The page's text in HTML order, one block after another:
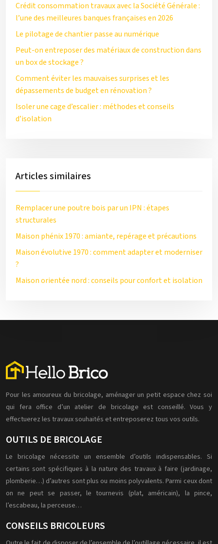
Crédit consommation travaux avec la Société Générale :
l’une des meilleures banques françaises en 2026
Le pilotage de chantier passe au numérique
Peut-on entreposer des matériaux de construction dans
un box de stockage ?
Comment éviter les mauvaises surprises et les
dépassements de budget en rénovation ?
Isoler une cage d’escalier : méthodes et conseils
d’isolation
Articles similaires
Remplacer une poutre bois par un IPN : étapes
structurales
Maison phénix 1970 : amiante, repérage et précautions
Maison évolutive 1970 : comment adapter et moderniser
?
Maison orientée nord : conseils pour confort et isolation
Pour les amoureux du bricolage, aménager un petit espace chez soi
qui fera office d’un atelier de bricolage est conseillé. Vous y
effectuerez les travaux souhaités et entreposerez tous vos outils.
OUTILS DE BRICOLAGE
Le bricolage nécessite un ensemble d’outils indispensables. Si
certains sont spécifiques à la nature des travaux à faire (jardinage,
plomberie…) d’autres sont plus ou moins polyvalents. Parmi ceux dont
on ne peut se passer, le tournevis (plat, américain), la pince,
l’escabeau, la perceuse…
CONSEILS BRICOLEURS